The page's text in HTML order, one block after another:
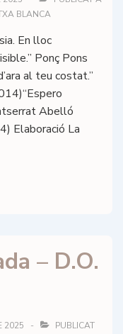
BLANCA
En lloc
Ponç Pons
al teu costat.”
Abelló
Elaboració La
– D.O.
2025
PUBLICAT